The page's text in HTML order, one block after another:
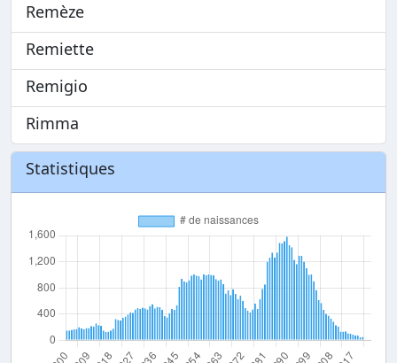
Remèze
Remiette
Remigio
Rimma
Statistiques